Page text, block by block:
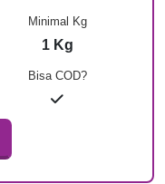
Bisa COD?
Minimal Kg
1 Kg